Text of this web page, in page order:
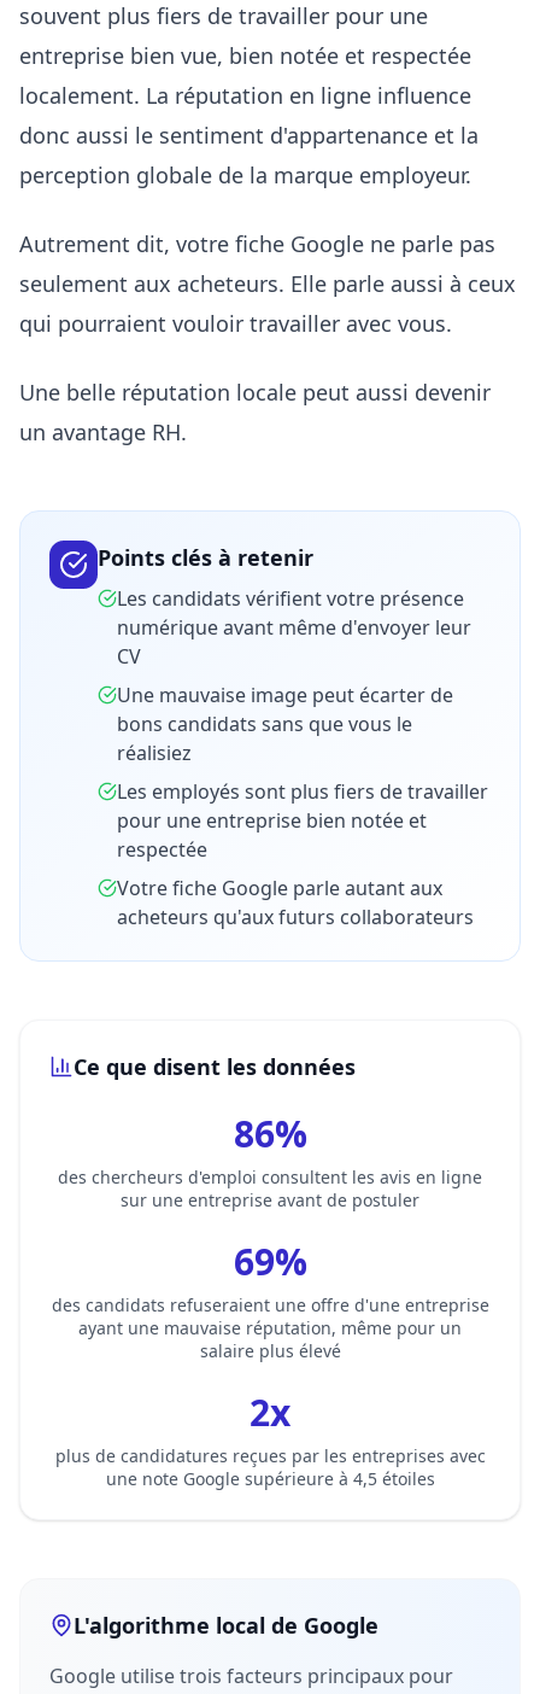
souvent plus fiers de travailler pour une
entreprise bien vue, bien notée et respectée
localement. La réputation en ligne influence
donc aussi le sentiment d'appartenance et la
perception globale de la marque employeur.
Autrement dit, votre fiche Google ne parle pas
seulement aux acheteurs. Elle parle aussi à ceux
qui pourraient vouloir travailler avec vous.
Une belle réputation locale peut aussi devenir
un avantage RH.
Points clés à retenir
Les candidats vérifient votre présence
numérique avant même d'envoyer leur
CV
Une mauvaise image peut écarter de
bons candidats sans que vous le
réalisiez
Les employés sont plus fiers de travailler
pour une entreprise bien notée et
respectée
Votre fiche Google parle autant aux
acheteurs qu'aux futurs collaborateurs
Ce que disent les données
86%
des chercheurs d'emploi consultent les avis en ligne
sur une entreprise avant de postuler
69%
des candidats refuseraient une offre d'une entreprise
ayant une mauvaise réputation, même pour un
salaire plus élevé
2x
plus de candidatures reçues par les entreprises avec
une note Google supérieure à 4,5 étoiles
L'algorithme local de Google
Google utilise trois facteurs principaux pour